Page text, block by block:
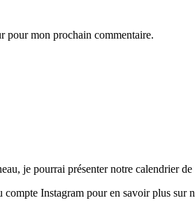
pour mon prochain commentaire.
je pourrai présenter notre calendrier
Instagram pour en savoir plus sur